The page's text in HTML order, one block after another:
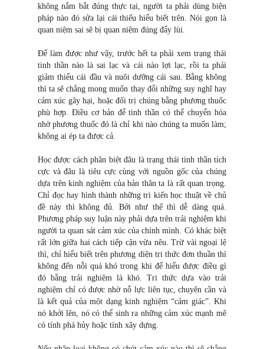
không nắm bắt đúng thực tại, người ta phải dùng biện
pháp nào đó sửa lại cái thiếu hiểu biết trên. Nói gọn là
quan niệm sai sẽ bị quan niệm đúng đẩy lùi.
Để làm được như vậy, trước hết ta phải xem trạng thái
tinh thần nào là sai lạc và cái nào lợi lạc, rồi ta phải
giảm thiểu cái đầu và nuôi dưỡng cái sau. Bằng không
thì ta sẽ chẳng mong muốn thay đổi những suy nghĩ hay
cảm xúc gây hại, hoặc đối trị chúng bằng phương thuốc
phù hợp. Điều cơ bản để tinh thần có thể chuyển hóa
nhờ phương thuốc đó là chỉ khi nào chúng ta muốn làm;
không ai ép ta được cả.
Học được cách phân biệt đâu là trạng thái tinh thần tích
cực và đâu là tiêu cực cùng với nguồn gốc của chúng
dựa trên kinh nghiệm của bản thân ta là rất quan trọng.
Chỉ đọc hay hình thành những tri kiến học thuật về chủ
đề này thì không đủ. Bởi như thế thì dễ dàng quá.
Phương pháp suy luận này phải dựa trên trải nghiệm khi
người ta quan sát cảm xúc của chính mình. Có khác biệt
rất lớn giữa hai cách tiếp cận vừa nêu. Trừ vài ngoại lệ
thì, chỉ hiểu biết trên phương diện tri thức đơn thuần thì
không đến nỗi quá khó trong khi để hiểu được điều gì
đó bằng trải nghiệm là khó. Tri thức dựa vào trải
nghiệm chỉ có được nhờ nỗ lực liên tục, chuyên cần và
là kết quả của một dạng kinh nghiệm “cảm giác”. Khi
nó khởi lên, nó có thể sinh ra những cảm xúc mạnh mẽ
có tính phá hủy hoặc tính xây dựng.